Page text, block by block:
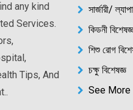
any kind
Services.
Tips, And
সার্জারী/
কিডনী
শিশু রোগ
চক্ষু বিশেষজ্ঞ
See More